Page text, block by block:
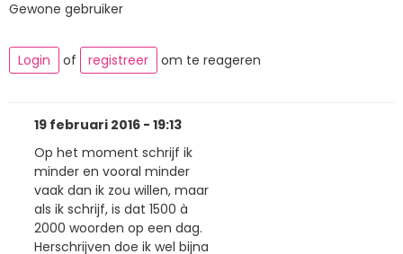
Gewone gebruiker
Login of registreer om te reageren
19 februari 2016 - 19:13
Op het moment schrijf ik
minder en vooral minder
vaak dan ik zou willen, maar
als ik schrijf, is dat 1500 à
2000 woorden op een dag.
Herschrijven doe ik wel bijna